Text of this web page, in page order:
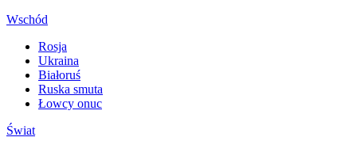
Wschód
Rosja
Ukraina
Białoruś
Ruska smuta
Łowcy onuc
Świat